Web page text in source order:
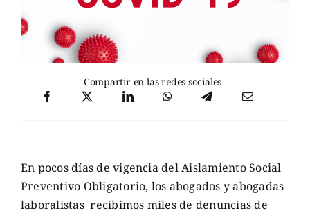
Compartir en las redes sociales
En pocos días de vigencia del Aislamiento Social
Preventivo Obligatorio, los abogados y abogadas
laboralistas recibimos miles de denuncias de